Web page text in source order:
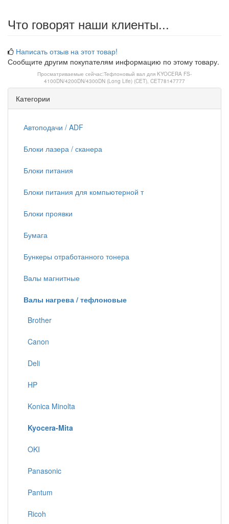
Что говорят наши клиенты...
Написать отзыв на этот товар!
Сообщите другим покупателям информацию по этому товару.
Просматриваемые сейчас:Тефлоновый вал для KYOCERA FS-
4100DN/4200DN/4300DN (Long Life) (CET), CET78147777
Категории
Автоподачи / ADF
Блоки лазера / сканера
Блоки питания
Блоки питания для компьютерной т
Блоки проявки
Бумага
Бункеры отработанного тонера
Валы магнитные
Валы нагрева / тефлоновые
Brother
Canon
Deli
HP
Konica Minolta
Kyocera-Mita
OKI
Panasonic
Pantum
Ricoh